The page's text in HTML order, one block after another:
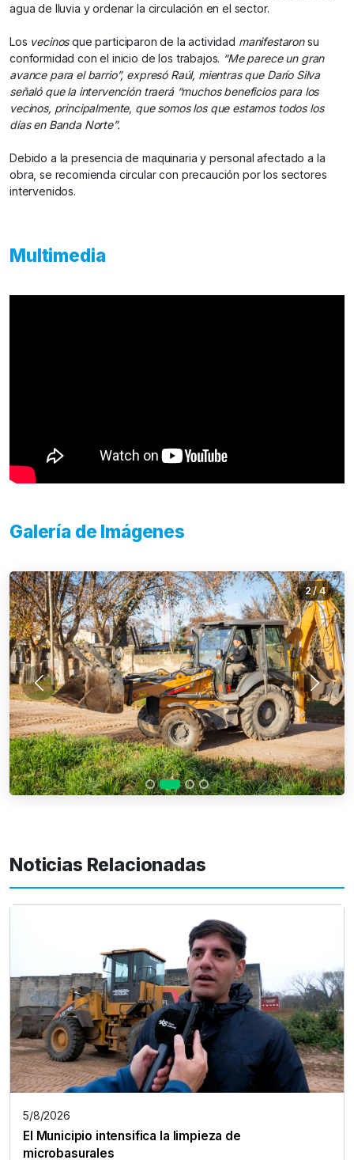
agua de lluvia y ordenar la circulación en el sector.
Los vecinosque participaron de la actividad manifestaronsu
conformidad con el inicio de los trabajos. “Me parece un gran
avance para el barrio”, expresó Raúl, mientras que Darío Silva
señaló que la intervención traerá “muchos beneficios para los
vecinos, principalmente, que somos los que estamos todos los
días en Banda Norte”.
Debido a la presencia de maquinaria y personal afectado a la
obra, se recomienda circular con precaución por los sectores
intervenidos.
Multimedia
Galería de Imágenes
Anterior
2/4
Noticias Relacionadas
5/8/2026
El Municipio intensifica la limpieza de
microbasurales